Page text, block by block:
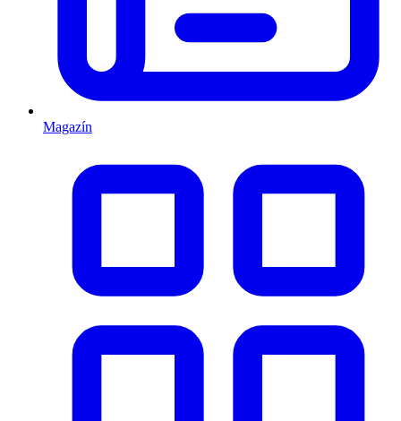
Magazín